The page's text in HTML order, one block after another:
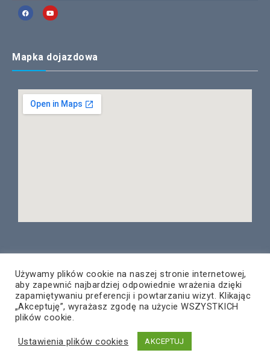
Mapka dojazdowa
© Copyright 2020 – PNT Rzeszów
Wszelkie prawa zastrzeżone
ZETO-RZESZÓW Sp. z o.o.
Używamy plików cookie na naszej stronie internetowej,
aby zapewnić najbardziej odpowiednie wrażenia dzięki
zapamiętywaniu preferencji i powtarzaniu wizyt. Klikając
„Akceptuję”, wyrażasz zgodę na użycie WSZYSTKICH
plików cookie.
Ustawienia plików cookies AKCEPTUJ